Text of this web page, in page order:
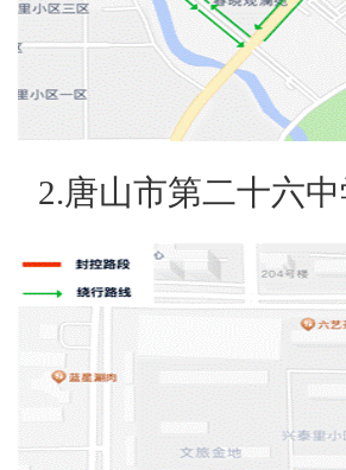
2.唐山市第二十六